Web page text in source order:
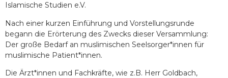
Islamische Studien e.V.
Nach einer kurzen Einführung und Vorstellungsrunde
begann die Erörterung des Zwecks dieser Versammlung:
Der große Bedarf an muslimischen Seelsorger*innen für
muslimische Patient*innen.
Die Ärzt*innen und Fachkräfte, wie z.B. Herr Goldbach,